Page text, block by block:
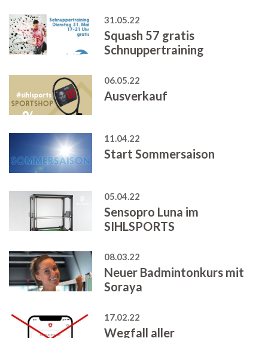
31.05.22
Squash 57 gratis
Schnuppertraining
06.05.22
Ausverkauf
11.04.22
Start Sommersaison
05.04.22
Sensopro Luna im
SIHLSPORTS
08.03.22
Neuer Badmintonkurs mit
Soraya
17.02.22
Wegfall aller